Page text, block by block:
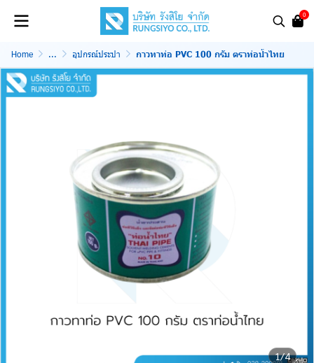
0
Home ... อุปกรณ์ประปา กาวทาท่อ PVC 100 กรัม ตราท่อน้ำไทย
1/4